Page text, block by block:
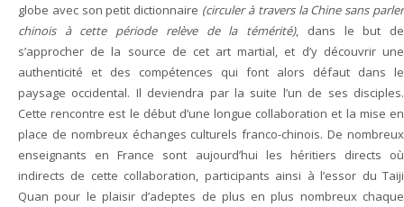
globe avec son petit dictionnaire (circuler à travers la Chine sans parler
chinois à cette période relève de la témérité), dans le but de
s’approcher de la source de cet art martial, et d’y découvrir une
authenticité et des compétences qui font alors défaut dans le
paysage occidental. Il deviendra par la suite l’un de ses disciples.
Cette rencontre est le début d’une longue collaboration et la mise en
place de nombreux échanges culturels franco-chinois. De nombreux
enseignants en France sont aujourd’hui les héritiers directs où
indirects de cette collaboration, participants ainsi à l’essor du Taiji
Quan pour le plaisir d’adeptes de plus en plus nombreux chaque